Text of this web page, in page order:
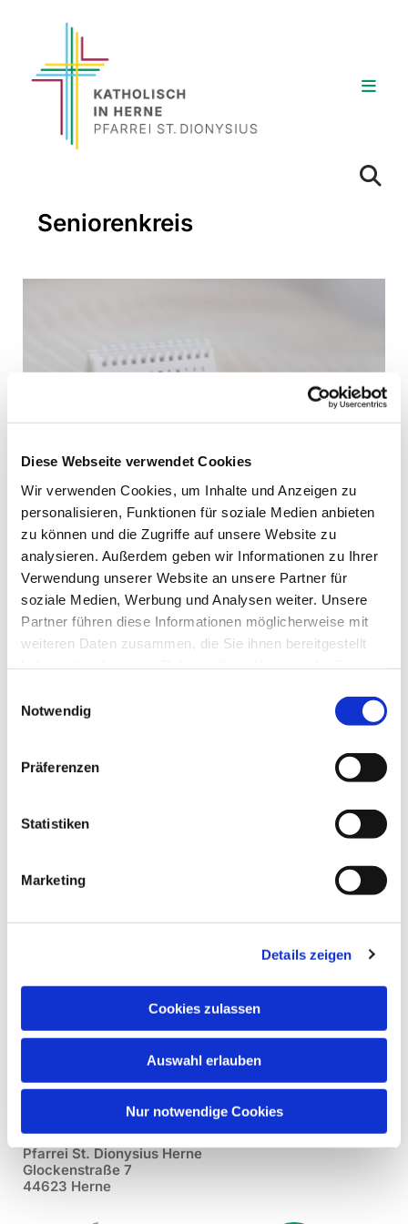
Diese Webseite verwendet Cookies
Wir verwenden Cookies, um Inhalte und Anzeigen zu
personalisieren, Funktionen für soziale Medien anbieten
zu können und die Zugriffe auf unsere Website zu
analysieren. Außerdem geben wir Informationen zu Ihrer
Verwendung unserer Website an unsere Partner für
soziale Medien, Werbung und Analysen weiter. Unsere
Partner führen diese Informationen möglicherweise mit
weiteren Daten zusammen, die Sie ihnen bereitgestellt
Notwendig
Präferenzen
Statistiken
Marketing
Details zeigen
Cookies zulassen
Auswahl erlauben
Nur notwendige Cookies
Seniorenkreis
Montag, 20. September 2027,
14:00 Uhr
Gemeindezentrum Herz Jesu,
Düngelstr. 34, 44623 Herne
Pfarrei St. Dionysius Herne
Glockenstraße 7
44623 Herne